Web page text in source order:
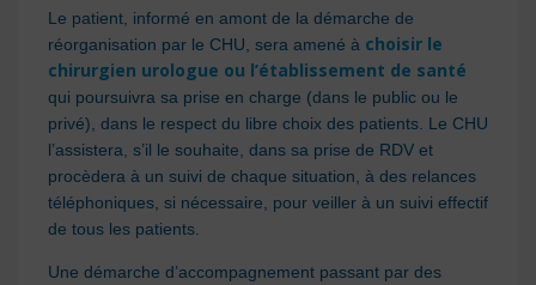
Le patient, informé en amont de la démarche de
réorganisation par le CHU, sera amené à choisir le
chirurgien urologue ou l’établissement de santé
qui poursuivra sa prise en charge (dans le public ou le
privé), dans le respect du libre choix des patients. Le CHU
l’assistera, s’il le souhaite, dans sa prise de RDV et
procèdera à un suivi de chaque situation, à des relances
téléphoniques, si nécessaire, pour veiller à un suivi effectif
de tous les patients.
Une démarche d’accompagnement passant par des